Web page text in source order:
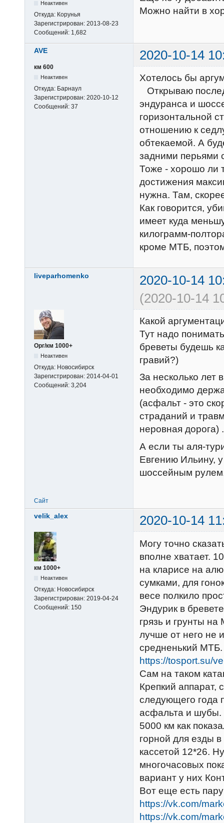
Неактивен
Откуда: Корунья
Зарегистрирован: 2013-08-23
Сообщений: 1,682
Можно найти в
AVE 2020-10-14
км 600
Неактивен
Откуда: Барнаул
Зарегистрирован: 2020-10-12
Сообщений: 37
Хотелось бы
Открываю
эндуранса и
горизонтальной
отношению к
обтекаемой. А
задними перьями
Тоже - хорошо ли
достижения
нужна. Там,
Как говорится,
имеет куда
килограмм-
кроме МТБ,
liveparhomenko
2020-10-14
(2020-10-14
Орг/км 1000+
Неактивен
Откуда: Новосибирск
Зарегистрирован: 2014-04-01
Сообщений: 3,204
Какой
Тут надо
бреветы будешь
гравий?)
За несколько лет
необходимо
(асфальт - это
страданий и
неровная дорога) .
А если ты аля-
Евгению Ильину,
шоссейным
Сайт
velik_alex 2020-10-14
км 1000+
Неактивен
Откуда: Новосибирск
Зарегистрирован: 2019-04-24
Сообщений: 150
Могу точно
вполне хватает.
на кларисе на
сумками, для
весе полкило
Эндурик в
грязь и грунты
лучше от него не
средненький
https://tosport.su/
Сам на таком
Крепкий аппарат,
следующего года
асфальта и шубы.
5000 км как
горной для езды
кассетой 12*26.
многочасовых
вариант у них
Вот еще есть
https://vk.com/
https://vk.com/